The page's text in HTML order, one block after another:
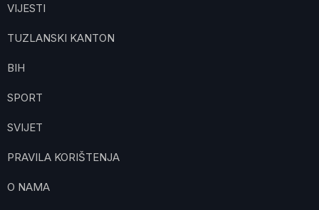
VIJESTI
TUZLANSKI KANTON
BIH
SPORT
SVIJET
PRAVILA KORIŠTENJA
O NAMA